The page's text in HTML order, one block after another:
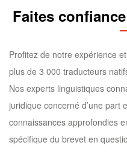
Faites
Profitez de notre expérience
plus de 3 000 traducteurs
Nos experts linguistiques
juridique concerné d’une part
connaissances approfondies
spécifique du brevet en